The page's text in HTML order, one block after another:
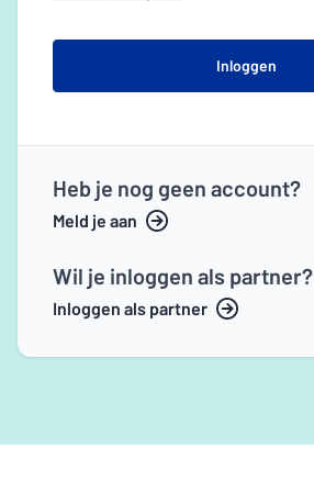
Inloggen
Heb je nog geen account?
Meld je aan
Wil je inloggen als partner?
Inloggen als partner